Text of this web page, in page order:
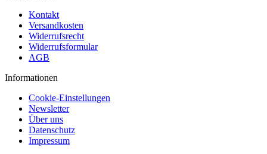
Kontakt
Versandkosten
Widerrufsrecht
Widerrufsformular
AGB
Informationen
Cookie-Einstellungen
Newsletter
Über uns
Datenschutz
Impressum